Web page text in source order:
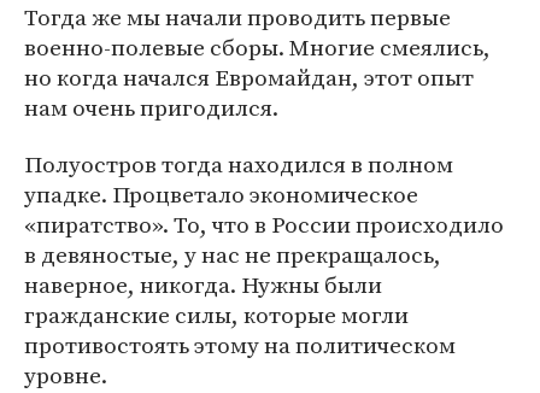
Тогда же мы начали проводить первые
военно-полевые сборы. Многие смеялись,
но когда начался Евромайдан, этот опыт
нам очень пригодился.
Полуостров тогда находился в полном
упадке. Процветало экономическое
«пиратство». То, что в России происходило
в девяностые, у нас не прекращалось,
наверное, никогда. Нужны были
гражданские силы, которые могли
противостоять этому на политическом
уровне.